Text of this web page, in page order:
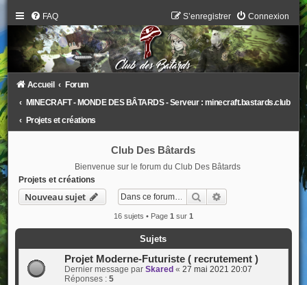
FAQ Connexion
S’enregistrer
Accueil
Forum
MINECRAFT - MONDE DES BÂTARDS - Serveur : minecraft.bastards.club
Projets et créations
Club Des Bâtards
Bienvenue sur le forum du Club Des Bâtards
Projets et créations
Nouveau sujet Rechercher
16 sujets • Page 1 sur 1
Sujets
Projet Moderne-Futuriste ( recrutement )
Dernier message par Skared « 27 mai 2021 20:07
Réponses : 5